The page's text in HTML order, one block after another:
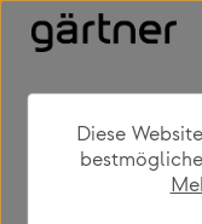
Zum Hauptinhalt
shop
gartencouch- &
Diese